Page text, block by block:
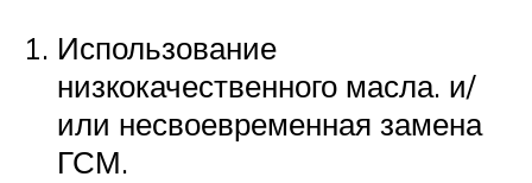
Использование
низкокачественного масла. и/
или несвоевременная замена
ГСМ.